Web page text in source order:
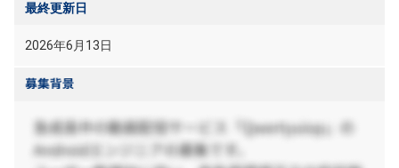
最終更新日
2026年6月13日